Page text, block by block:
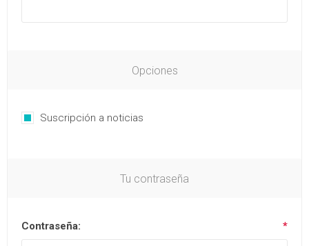
Opciones
Suscripción a noticias
Tu contraseña
Contraseña: *